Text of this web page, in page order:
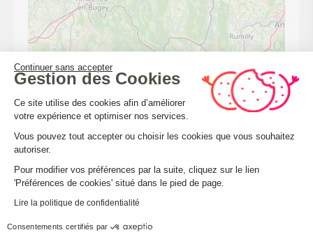
| ©OpenStreetMap
Continuer sans accepter
Gestion des Cookies
Plateforme de Gestion du
Ce site utilise des cookies afin d’améliorer
votre expérience et optimiser nos services.
Vous pouvez tout accepter ou choisir les cookies que vous souhaitez
autoriser.
Pour modifier vos préférences par la suite, cliquez sur le lien
'Préférences de cookies' situé dans le pied de page.
Lire la politique de confidentialité
Consentements certifiés par